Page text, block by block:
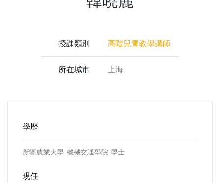
授課類別 高階兒青教學講師
所在城市 上海
學歷
新疆農業大學 機械交通學院 學士
現任